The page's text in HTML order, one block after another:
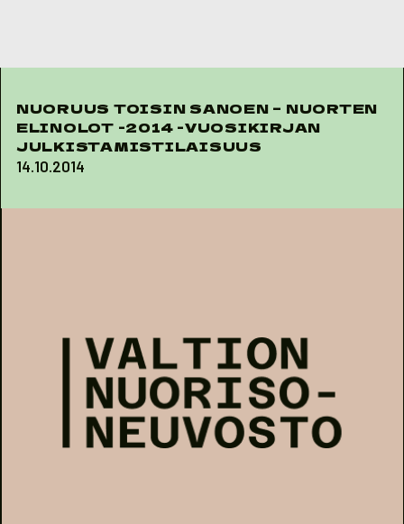
NUORUUS TOISIN SANOEN – NUORTEN
ELINOLOT -2014 -VUOSIKIRJAN
JULKISTAMISTILAISUUS
14.10.2014